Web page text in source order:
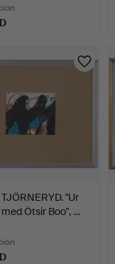
"Ur
Ötsir Boo", …